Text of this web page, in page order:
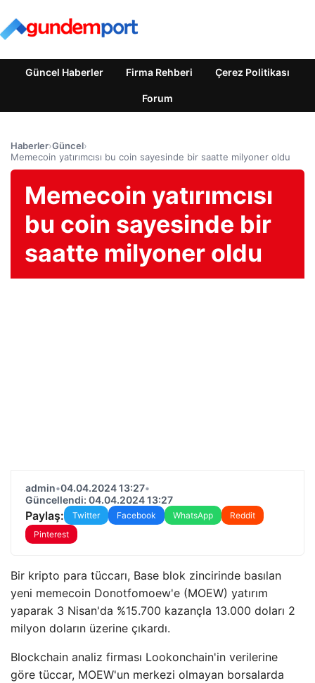
Güncel Haberler Firma Rehberi Çerez Politikası
Forum
Haberler›Güncel›
Memecoin yatırımcısı bu coin sayesinde bir saatte milyoner oldu
Memecoin yatırımcısı
bu coin sayesinde bir
saatte milyoner oldu
admin•04.04.2024 13:27•
Güncellendi: 04.04.2024 13:27
Paylaş: Twitter Facebook WhatsApp
Reddit
Pinterest
Bir kripto para tüccarı, Base blok zincirinde basılan
yeni memecoin Donotfomoew'e (MOEW) yatırım
yaparak 3 Nisan'da %15.700 kazançla 13.000 doları 2
milyon doların üzerine çıkardı.
Blockchain analiz firması Lookonchain'in verilerine
göre tüccar, MOEW'un merkezi olmayan borsalarda